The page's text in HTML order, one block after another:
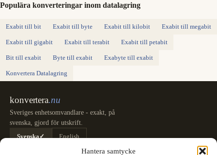
Hantera samtycke
Populära konverteringar inom datalagring
Exabit till bit Exabit till byte Exabit till kilobit Exabit till megabit
Exabit till gigabit Exabit till terabit Exabit till petabit
Bit till exabit Byte till exabit Exabyte till exabit
Konvertera Datalagring
konvertera.nu
Sveriges enhetsomvandlare - exakt, på
svenska, gjord för utskrift.
Svenska ✓
English